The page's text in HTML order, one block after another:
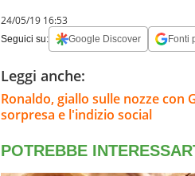
24/05/19 16:53
Seguici su: Google Discover Fonti
Leggi anche:
Ronaldo, giallo sulle nozze con
sorpresa e l'indizio social